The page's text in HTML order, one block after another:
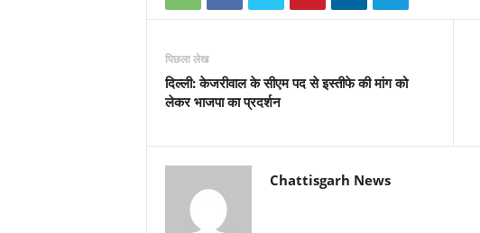
पिछला लेख
दिल्ली: केजरीवाल के सीएम पद से इस्तीफे की मांग को
लेकर भाजपा का प्रदर्शन
Chattisgarh News